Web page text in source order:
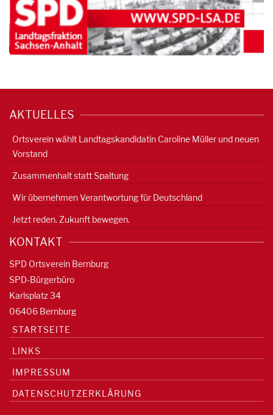
AKTUELLES
Ortsverein wählt Landtagskandidatin Caroline Müller und neuen
Vorstand
Zusammenhalt statt Spaltung
Wir übernehmen Verantwortung für Deutschland
Jetzt reden. Zukunft bewegen.
KONTAKT
SPD Ortsverein Bernburg
SPD-Bürgerbüro
Karlsplatz 34
06406 Bernburg
STARTSEITE
LINKS
IMPRESSUM
DATENSCHUTZERKLÄRUNG